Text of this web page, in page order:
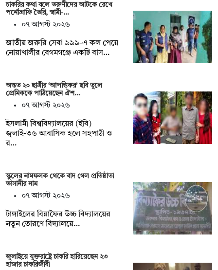
চাকরির কথা বলে তরুণীদের আটকে রেখে
পর্নোগ্রাফি তৈরি, স্বামী-…
০৭ আগস্ট ২০২৬
জাতীয় জরুরি সেবা ৯৯৯-এ কল পেয়ে
নোয়াখালীর বেগমগঞ্জে একটি বাস…
অন্তত ২০ ছাত্রীর ‘আপত্তিকর’ ছবি তুলে
প্রেমিককে পাঠিয়েছেন ঐশ…
০৭ আগস্ট ২০২৬
ইসলামী বিশ্ববিদ্যালয়ের (ইবি)
জুলাই-৩৬ আবাসিক হলে সহপাঠী ও
র…
স্কুলের নামফলক থেকে বাদ গেল প্রতিষ্ঠাতা
ভাসানীর নাম
০৭ আগস্ট ২০২৬
টাঙ্গাইলের বিন্নাফৈর উচ্চ বিদ্যালয়ের
নতুন তোরণে বিদ্যালয়ে…
জুলাইয়ে যুক্তরাষ্ট্রে চাকরি হারিয়েছেন ২৩
হাজার চাকরিজীবী